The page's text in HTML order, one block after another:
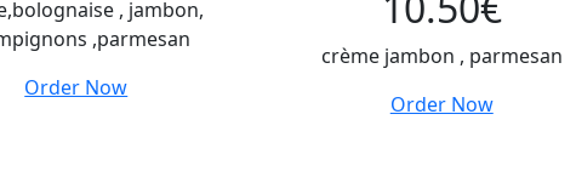
, jambon,
,parmesan
Order Now
crème jambon , parmesan
Order Now